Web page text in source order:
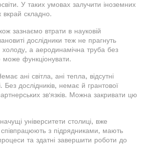
У таких умовах залучити іноземних
вкрай складно.
зазнаємо втрати в науковій
дослідники теж не прагнуть
а аеродинамічна труба без
функціонувати.
ані світла, ані тепла, відсутні
Без дослідників, немає й грантової
зв'язків. Можна закривати цю
університети столиці, вже
співпрацюють з підрядниками, мають
та здатні завершити роботи до